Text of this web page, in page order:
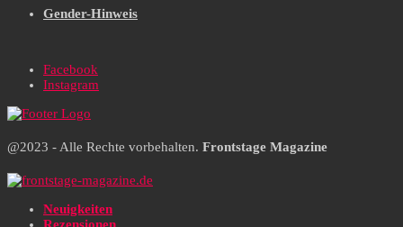
Gender-Hinweis
Facebook
Instagram
@2023 - Alle Rechte vorbehalten. Frontstage Magazine
Neuigkeiten